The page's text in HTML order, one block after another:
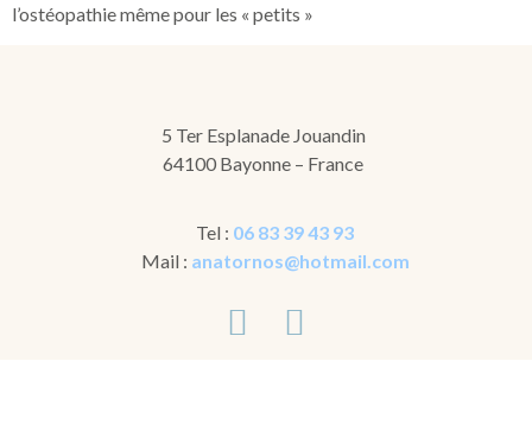
l’ostéopathie même pour les « petits »
5 Ter Esplanade Jouandin
64100 Bayonne – France
Tel : 06 83 39 43 93
Mail : anatornos@hotmail.com